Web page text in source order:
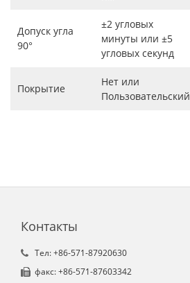
Допуск угла
90°
±2 угловых
минуты или ±5
угловых секунд
Покрытие
Нет или
Пользовательский
Контакты
Tел: +86-571-87920630
факс: +86-571-87603342